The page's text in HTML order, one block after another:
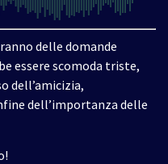
delle domande
essere scomoda triste,
dell’amicizia,
dell’importanza delle